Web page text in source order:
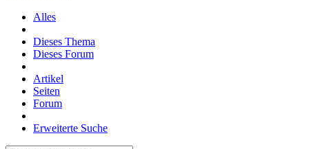
Alles
Dieses Thema
Dieses Forum
Artikel
Seiten
Forum
Erweiterte Suche